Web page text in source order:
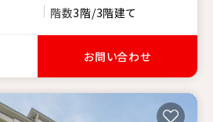
階数3階/3階建て
お問い合わせ